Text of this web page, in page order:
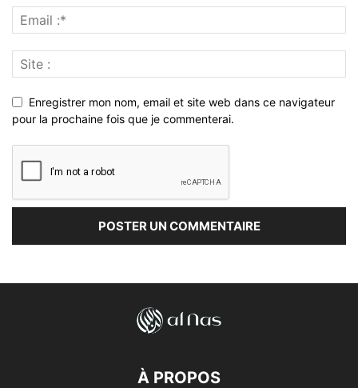
Enregistrer mon nom, email et site web dans ce navigateur
pour la prochaine fois que je commenterai.
À PROPOS